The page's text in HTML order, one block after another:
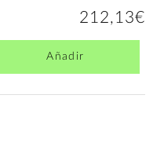
212,13€
Añadir